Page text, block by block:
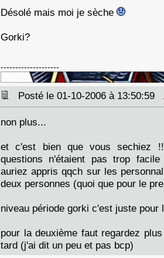
Désolé mais moi je sèche
Gorki?
--------------------
Posté le 01-10-2006 à 13:50:59
non plus...
et c'est bien que vous sechiez
questions n'étaient pas trop
auriez appris qqch sur les
deux personnes (quoi que pour le
niveau période gorki c'est juste pour
pour la deuxième faut regardez
tard (j'ai dit un peu et pas bcp)